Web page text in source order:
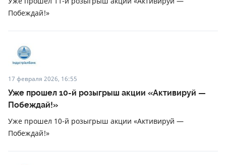
Побеждай!»
17 февраля 2026, 16:55
Уже прошел 10-й розыгрыш акции «Активируй —
Побеждай!»
Уже прошел 10-й розыгрыш акции «Активируй —
Побеждай!»